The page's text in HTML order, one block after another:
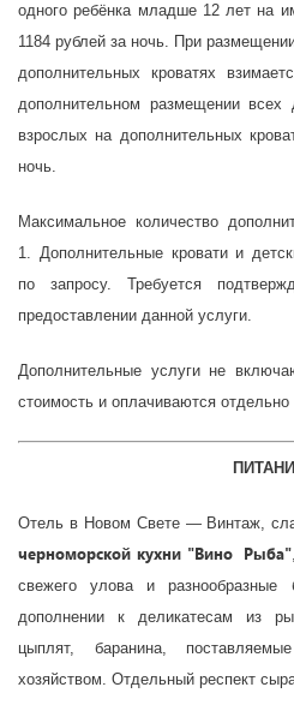
одного ребёнка младше 12 лет на
1184 рублей за ночь. При
дополнительных кроватях
дополнительном размещении всех
взрослых на дополнительных
ночь.
Максимальное количество
1. Дополнительные кровати и
по запросу. Требуется
предоставлении данной услуги.
Дополнительные услуги не
стоимость и оплачиваются
Отель в Новом Свете — Винтаж,
черноморской кухни "Вино Рыба"
свежего улова и
дополнении к деликатесам из
цыплят, баранина,
хозяйством. Отдельный респект